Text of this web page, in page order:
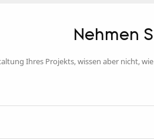
Nehmen
Ihres Projekts, wissen aber nicht,